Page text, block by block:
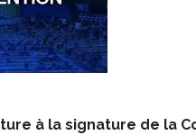
à la signature de la